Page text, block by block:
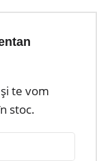
te vom
stoc.